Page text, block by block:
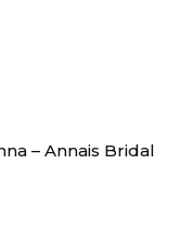
– Annais Bridal